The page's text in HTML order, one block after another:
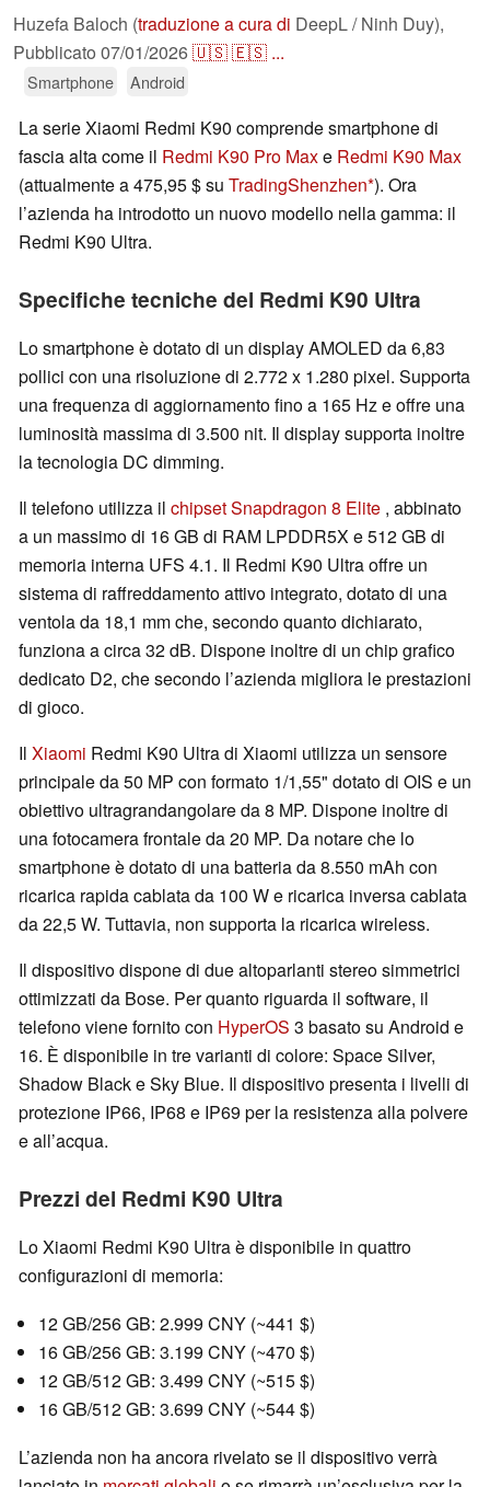
Huzefa Baloch (traduzione a cura di DeepL / Ninh Duy),
Pubblicato 07/01/2026🇺🇸🇪🇸 ...
Smartphone Android
La serie Xiaomi Redmi K90 comprende smartphone di
fascia alta come il Redmi K90 Pro Maxe Redmi K90 Max
(attualmente a 475,95 $ su TradingShenzhen ). Ora
l’azienda ha introdotto un nuovo modello nella gamma: il
Redmi K90 Ultra.
Specifiche tecniche del Redmi K90 Ultra
Lo smartphone è dotato di un display AMOLED da 6,83
pollici con una risoluzione di 2.772 x 1.280 pixel. Supporta
una frequenza di aggiornamento fino a 165 Hz e offre una
luminosità massima di 3.500 nit. Il display supporta inoltre
la tecnologia DC dimming.
Il telefono utilizza il chipset Snapdragon 8 Elite , abbinato
a un massimo di 16 GB di RAM LPDDR5X e 512 GB di
memoria interna UFS 4.1. Il Redmi K90 Ultra offre un
sistema di raffreddamento attivo integrato, dotato di una
ventola da 18,1 mm che, secondo quanto dichiarato,
funziona a circa 32 dB. Dispone inoltre di un chip grafico
dedicato D2, che secondo l’azienda migliora le prestazioni
di gioco.
Il Xiaomi Redmi K90 Ultra di Xiaomi utilizza un sensore
principale da 50 MP con formato 1/1,55" dotato di OIS e un
obiettivo ultragrandangolare da 8 MP. Dispone inoltre di
una fotocamera frontale da 20 MP. Da notare che lo
smartphone è dotato di una batteria da 8.550 mAh con
ricarica rapida cablata da 100 W e ricarica inversa cablata
da 22,5 W. Tuttavia, non supporta la ricarica wireless.
Il dispositivo dispone di due altoparlanti stereo simmetrici
ottimizzati da Bose. Per quanto riguarda il software, il
telefono viene fornito con HyperOS 3 basato su Android e
16. È disponibile in tre varianti di colore: Space Silver,
Shadow Black e Sky Blue. Il dispositivo presenta i livelli di
protezione IP66, IP68 e IP69 per la resistenza alla polvere
e all’acqua.
Prezzi del Redmi K90 Ultra
Lo Xiaomi Redmi K90 Ultra è disponibile in quattro
configurazioni di memoria:
12 GB/256 GB: 2.999 CNY (~441 $)
16 GB/256 GB: 3.199 CNY (~470 $)
12 GB/512 GB: 3.499 CNY (~515 $)
16 GB/512 GB: 3.699 CNY (~544 $)
L’azienda non ha ancora rivelato se il dispositivo verrà